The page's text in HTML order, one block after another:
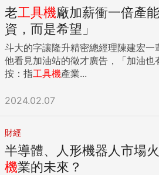
老工具機廠加薪衝一倍產
資，而是希望」
斗大的字讓隆升精密總經理陳建宏一
他看見加油站的徵才廣告，「加油
按：指工具機產業...
2024.02.07
財經
半導體、人形機器人市場
機業的未來？